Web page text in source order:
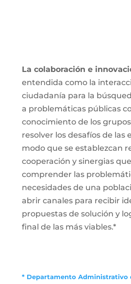
La colaboración e
entendida como la
ciudadanía para la
a problemáticas públicas
conocimiento de los
resolver los desafíos de las
modo que se establezcan
cooperación y sinergias
comprender las
necesidades de una
abrir canales para recibir
propuestas de solución y
final de las más viables.*
* Departamento Administrativo